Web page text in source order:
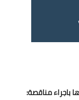
باجراء مناقصة: